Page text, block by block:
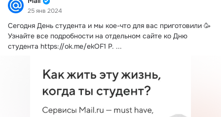
25 янв 2024
Сегодня День студента и мы кое-что для вас приготовили 🥳
Узнайте все подробности на отдельном сайте ко Дню
студента https://ok.me/ekOF1 P. ...